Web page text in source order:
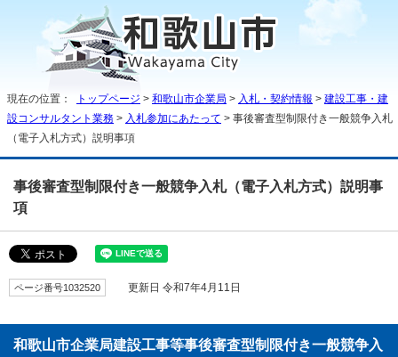
現在の位置： トップページ > 和歌山市企業局 > 入札・契約情報 > 建設工事・建
設コンサルタント業務 > 入札参加にあたって > 事後審査型制限付き一般競争入札
（電子入札方式）説明事項
事後審査型制限付き一般競争入札（電子入札方式）説明事
項
ページ番号1032520 更新日 令和7年4月11日
和歌山市企業局建設工事等事後審査型制限付き一般競争入